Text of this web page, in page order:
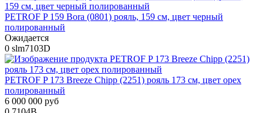
PETROF P 159 Bora (0801) рояль, 159 см, цвет черный
полированный
Ожидается
0 slm7103D
PETROF P 173 Breeze Сhipp (2251) рояль 173 см, цвет орех
полированный
6 000 000 руб